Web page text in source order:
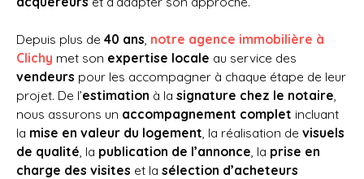
Depuis plus de 40 ans notre agence immobilière à
Clichy met son expertise locale au service des
vendeurs pour les accompagner à chaque étape de leur
projet. De l’estimation à la signature chez le notaire
nous assurons un accompagnement complet incluant
la mise en valeur du logement , la réalisation de visuels
de qualité , la publication de l’annonce , la prise en
charge des visites et la sélection d’acheteurs